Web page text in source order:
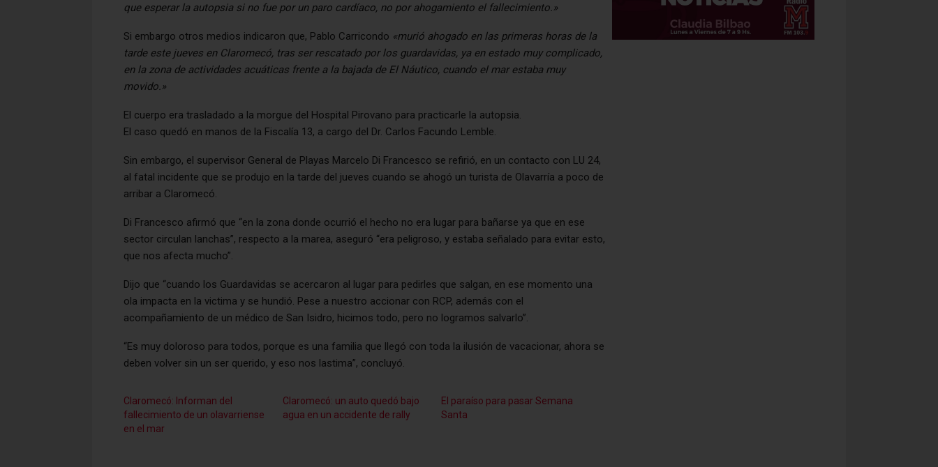
que esperar la autopsia si no fue por un paro cardíaco, no por ahogamiento el fallecimiento.»
Si embargo otros medios indicaron que, Pablo Carricondo «murió ahogado en las primeras horas de la
tarde este jueves en Claromecó, tras ser rescatado por los guardavidas, ya en estado muy complicado,
en la zona de actividades acuáticas frente a la bajada de El Náutico, cuando el mar estaba muy
movido.»
El cuerpo era trasladado a la morgue del Hospital Pirovano para practicarle la autopsia.
El caso quedó en manos de la Fiscalía 13, a cargo del Dr. Carlos Facundo Lemble.
Sin embargo, el supervisor General de Playas Marcelo Di Francesco se refirió, en un contacto con LU 24,
al fatal incidente que se produjo en la tarde del jueves cuando se ahogó un turista de Olavarría a poco de
arribar a Claromecó.
Di Francesco afirmó que “en la zona donde ocurrió el hecho no era lugar para bañarse ya que en ese
sector circulan lanchas”, respecto a la marea, aseguró “era peligroso, y estaba señalado para evitar esto,
que nos afecta mucho”.
Dijo que “cuando los Guardavidas se acercaron al lugar para pedirles que salgan, en ese momento una
ola impacta en la victima y se hundió. Pese a nuestro accionar con RCP, además con el
acompañamiento de un médico de San Isidro, hicimos todo, pero no logramos salvarlo”.
“Es muy doloroso para todos, porque es una familia que llegó con toda la ilusión de vacacionar, ahora se
deben volver sin un ser querido, y eso nos lastima”, concluyó.
Claromecó: Informan del
fallecimiento de un olavarriense
en el mar
Claromecó: un auto quedó bajo
agua en un accidente de rally
El paraíso para pasar Semana
Santa